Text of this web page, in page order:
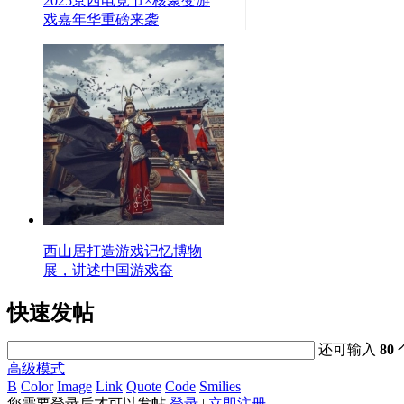
戏嘉年华重磅来袭
西山居打造游戏记忆博物
展，讲述中国游戏奋
快速发帖
还可输入80
高级模式
B Color Image Link Quote Code Smilies